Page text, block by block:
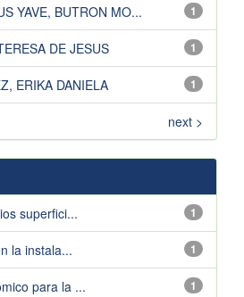
1
YAVE, BUTRON MO...
1
DE JESUS
1
ERIKA DANIELA
next >
1
superfici...
1
la instala...
1
para la ...